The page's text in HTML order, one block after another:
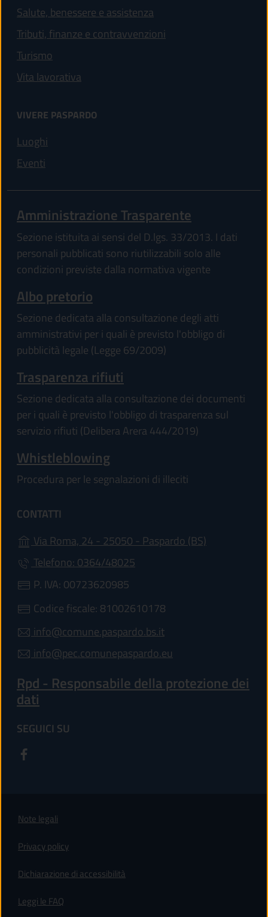
Salute, benessere e assistenza
Tributi, finanze e contravvenzioni
Turismo
Vita lavorativa
VIVERE PASPARDO
Luoghi
Eventi
Amministrazione Trasparente
Sezione istituita ai sensi del D.lgs. 33/2013. I dati
personali pubblicati sono riutilizzabili solo alle
condizioni previste dalla normativa vigente
Albo pretorio
Sezione dedicata alla consultazione degli atti
amministrativi per i quali è previsto l'obbligo di
pubblicità legale (Legge 69/2009)
Trasparenza rifiuti
Sezione dedicata alla consultazione dei documenti
per i quali è previsto l'obbligo di trasparenza sul
servizio rifiuti (Delibera Arera 444/2019)
Whistleblowing
Procedura per le segnalazioni di illeciti
CONTATTI
Via Roma, 24 - 25050 - Paspardo (BS)
Telefono: 0364/48025
P. IVA: 00723620985
Codice fiscale: 81002610178
info@comune.paspardo.bs.it
info@pec.comunepaspardo.eu
Rpd - Responsabile della protezione dei
dati
SEGUICI SU
Note legali
Privacy policy
Dichiarazione di accessibilità
Leggi le FAQ